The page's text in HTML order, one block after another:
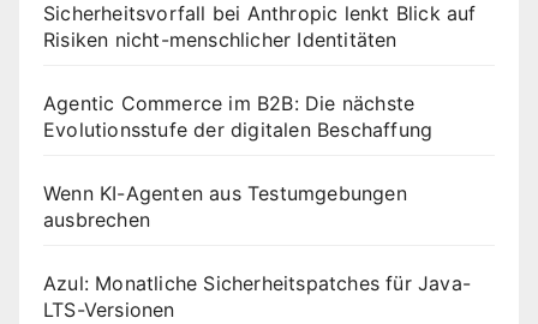
Sicherheitsvorfall bei Anthropic lenkt Blick auf
Risiken nicht-menschlicher Identitäten
Agentic Commerce im B2B: Die nächste
Evolutionsstufe der digitalen Beschaffung
Wenn KI-Agenten aus Testumgebungen
ausbrechen
Azul: Monatliche Sicherheitspatches für Java-
LTS-Versionen